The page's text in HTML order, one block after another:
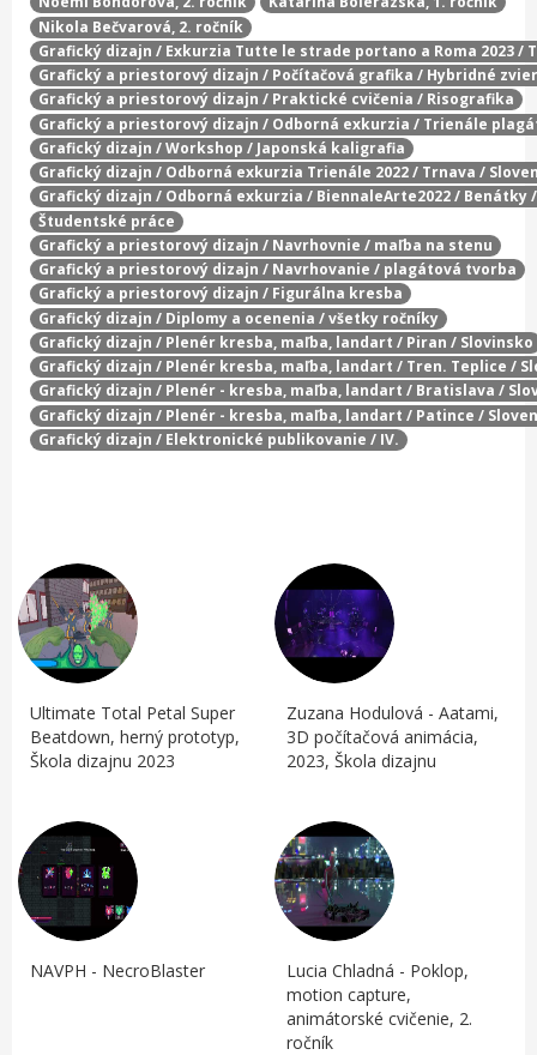
Nikola Bečvarová, 2. ročník
Grafický dizajn / Exkurzia Tutte le strade portano a Roma 2023 /
Grafický a priestorový dizajn / Počítačová grafika / Hybridné
Grafický a priestorový dizajn / Praktické cvičenia / Risografika
Grafický a priestorový dizajn / Odborná exkurzia / Trienále
Grafický dizajn / Workshop / Japonská kaligrafia
Grafický dizajn / Odborná exkurzia Trienále 2022 / Trnava /
Grafický dizajn / Odborná exkurzia / BiennaleArte2022 / Benátky
Študentské práce
Grafický a priestorový dizajn / Navrhovnie / maľba na stenu
Grafický a priestorový dizajn / Navrhovanie / plagátová tvorba
Grafický a priestorový dizajn / Figurálna kresba
Grafický dizajn / Diplomy a ocenenia / všetky ročníky
Grafický dizajn / Plenér kresba, maľba, landart / Piran / Slovinsko
Grafický dizajn / Plenér kresba, maľba, landart / Tren. Teplice /
Grafický dizajn / Plenér - kresba, maľba, landart / Bratislava /
Grafický dizajn / Plenér - kresba, maľba, landart / Patince /
Grafický dizajn / Elektronické publikovanie / IV.
Ultimate Total Petal Super
Beatdown, herný prototyp,
Škola dizajnu 2023
Zuzana Hodulová - Aatami,
3D počítačová animácia,
2023, Škola dizajnu
NAVPH - NecroBlaster
Lucia Chladná - Poklop,
motion capture,
animátorské cvičenie, 2.
ročník